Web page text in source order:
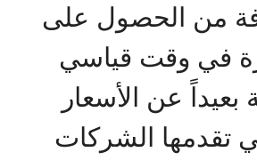
من الحصول على
في وقت قياسي
بعيداً عن الأسعار
تقدمها الشركات